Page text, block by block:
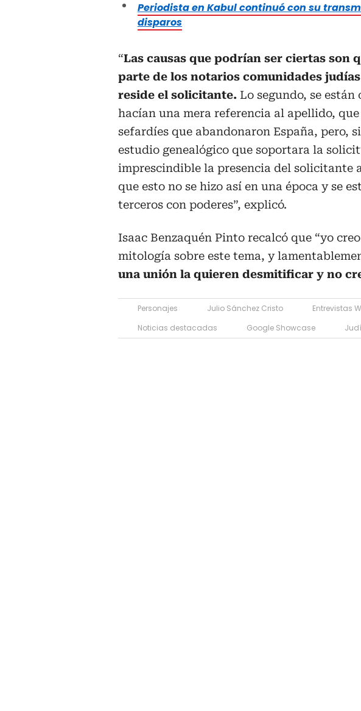
Periodista en Kabul continuó con su
disparos
“Las causas que podrían ser ciertas son
parte de los notarios comunidades
reside el solicitante. Lo segundo, se
hacían una mera referencia al apellido,
sefardíes que abandonaron España, pero,
estudio genealógico que soportara la
imprescindible la presencia del solicitante
que esto no se hizo así en una época y se
terceros con poderes”, explicó.
Isaac Benzaquén Pinto recalcó que “yo
mitología sobre este tema, y
una unión la quieren desmitificar y no
Personajes Julio Sánchez Cristo Entrevistas W
Noticias destacadas
Google Showcase